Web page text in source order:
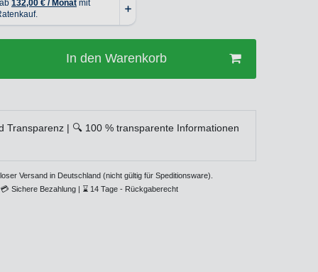
In den Warenkorb
Transparenz | 🔍 100 % transparente Informationen
Versand in Deutschland (nicht gültig für Speditionsware).
💳 Sichere Bezahlung | ⌛ 14 Tage - Rückgaberecht